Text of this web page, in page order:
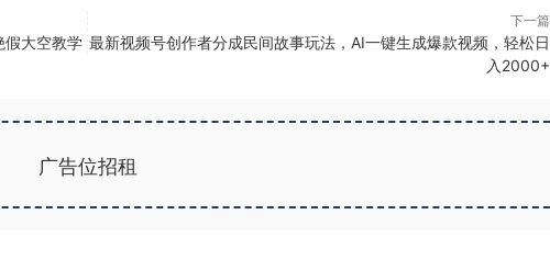
假大空教学
下一篇
最新视频号创作者分成民间故事玩法，AI一键生成爆款视频，轻松日
入2000+
广告位招租